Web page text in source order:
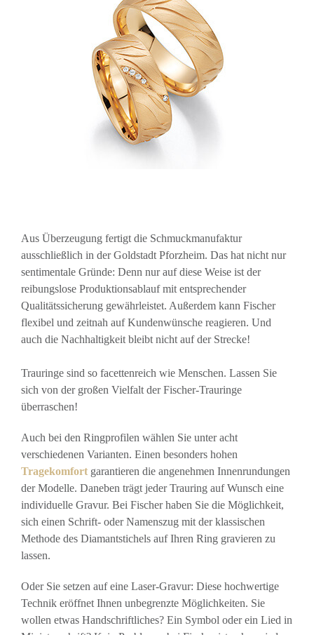
Aus Überzeugung fertigt die Schmuckmanufaktur
ausschließlich in der Goldstadt Pforzheim. Das hat nicht nur
sentimentale Gründe: Denn nur auf diese Weise ist der
reibungslose Produktionsablauf mit entsprechender
Qualitätssicherung gewährleistet. Außerdem kann Fischer
flexibel und zeitnah auf Kundenwünsche reagieren. Und
auch die Nachhaltigkeit bleibt nicht auf der Strecke!
Trauringe sind so facettenreich wie Menschen. Lassen Sie
sich von der großen Vielfalt der Fischer-Trauringe
überraschen!
Auch bei den Ringprofilen wählen Sie unter acht
verschiedenen Varianten. Einen besonders hohen
Tragekomfort garantieren die angenehmen Innenrundungen
der Modelle. Daneben trägt jeder Trauring auf Wunsch eine
individuelle Gravur. Bei Fischer haben Sie die Möglichkeit,
sich einen Schrift- oder Namenszug mit der klassischen
Methode des Diamantstichels auf Ihren Ring gravieren zu
lassen.
Oder Sie setzen auf eine Laser-Gravur: Diese hochwertige
Technik eröffnet Ihnen unbegrenzte Möglichkeiten. Sie
wollen etwas Handschriftliches? Ein Symbol oder ein Lied in